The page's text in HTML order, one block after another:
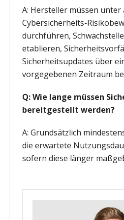
A: Hersteller müssen unter
Cybersicherheits-
durchführen,
etablieren,
Sicherheitsupdates über
vorgegebenen Zeitraum
Q: Wie lange müssen
bereitgestellt werden?
A: Grundsätzlich
die erwartete
sofern diese länger